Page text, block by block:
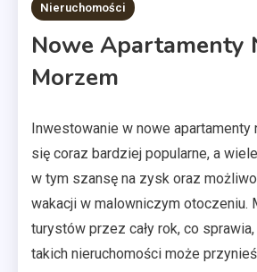
Nieruchomości
Nowe Apartamenty
Morzem
Inwestowanie w nowe apartamenty
się coraz bardziej popularne, a
w tym szansę na zysk oraz
wakacji w malowniczym otoczeniu.
turystów przez cały rok, co
takich nieruchomości może